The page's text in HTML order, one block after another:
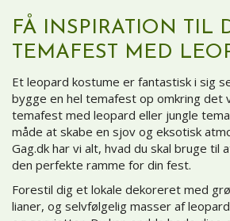
FÅ INSPIRATION TIL
TEMAFEST MED
Et leopard kostume er fantastisk i sig
bygge en hel temafest op omkring det
temafest med leopard eller jungle
måde at skabe en sjov og eksotisk
Gag.dk har vi alt, hvad du skal bruge til
den perfekte ramme for din fest.
Forestil dig et lokale dekoreret med
lianer, og selvfølgelig masser af